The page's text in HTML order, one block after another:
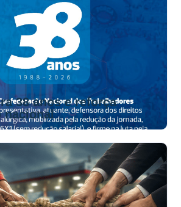
38 anos e reforça
nacional